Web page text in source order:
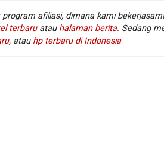
Kamera depan:Single lens
Memori RAM:2/3/4 GB RAM
internal / storage
afiliasi, dimana kami
terbaru atau halaman berita. Sedang
, atau hp terbaru di Indonesia